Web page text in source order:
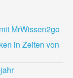
MrWissen2go
in Zeiten von